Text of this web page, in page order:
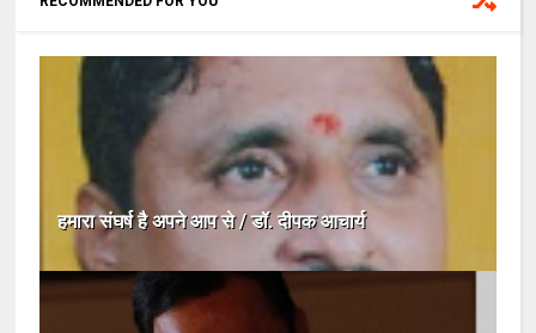
हमारा संघर्ष है अपने आप से / डॉ. दीपक आचार्य